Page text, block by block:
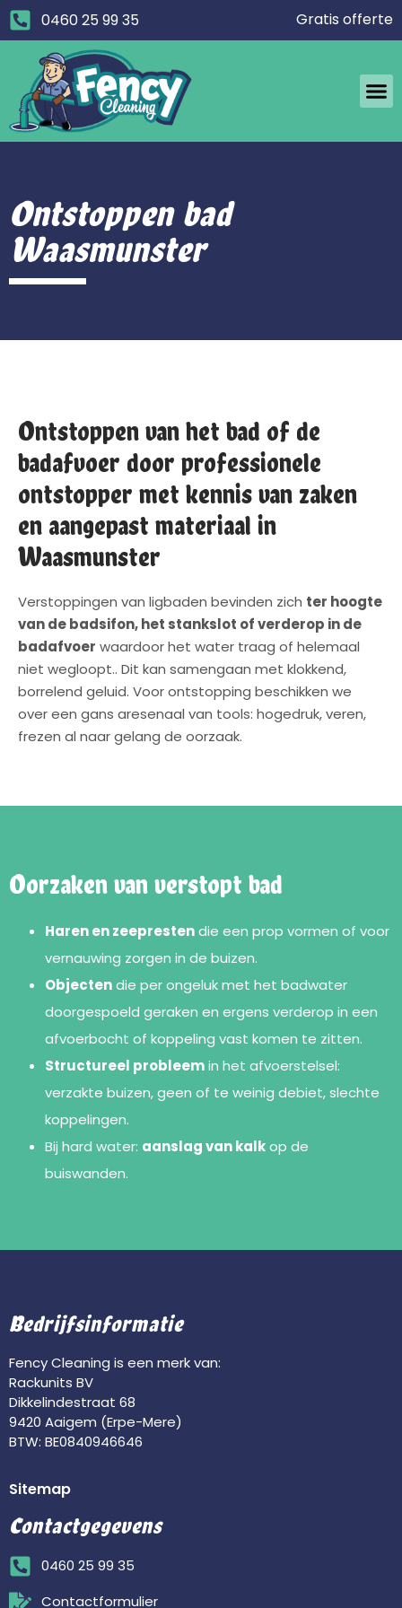
0460 25 99 35 Gratis offerte
Ontstoppen bad
Waasmunster
Ontstoppen van het bad of de
badafvoer door professionele
ontstopper met kennis van zaken
en aangepast materiaal in
Waasmunster
Verstoppingen van ligbaden bevinden zich ter hoogte
van de badsifon, het stankslot of verderop in de
badafvoer waardoor het water traag of helemaal
niet wegloopt.. Dit kan samengaan met klokkend,
borrelend geluid. Voor ontstopping beschikken we
over een gans aresenaal van tools: hogedruk, veren,
frezen al naar gelang de oorzaak.
Oorzaken van verstopt bad
Haren en zeeprestendie een prop vormen of voor
vernauwing zorgen in de buizen.
Objectendie per ongeluk met het badwater
doorgespoeld geraken en ergens verderop in een
afvoerbocht of koppeling vast komen te zitten.
Structureel probleemin het afvoerstelsel:
verzakte buizen, geen of te weinig debiet, slechte
koppelingen.
Bij hard water: aanslag van kalkop de
buiswanden.
Bedrijfsinformatie
Fency Cleaning is een merk van:
Rackunits BV
Dikkelindestraat 68
9420 Aaigem (Erpe-Mere)
BTW: BE0840946646
Sitemap
Contactgegevens
0460 25 99 35
Contactformulier